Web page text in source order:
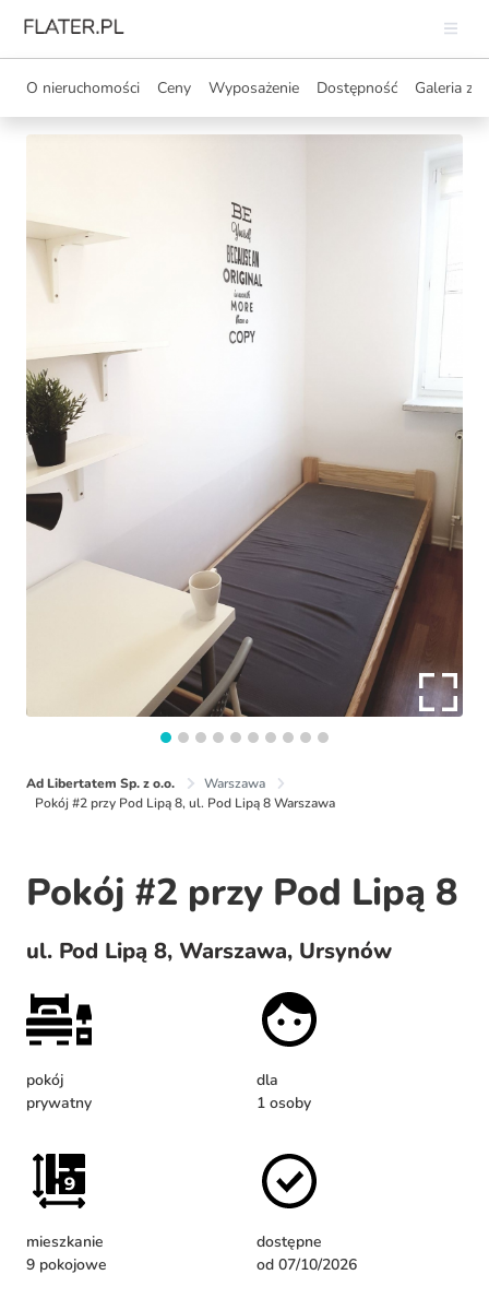
O nieruchomości Ceny Wyposażenie Dostępność Galeria
Ad Libertatem Sp. z o.o.
Warszawa
Pokój #2 przy Pod Lipą 8, ul. Pod Lipą 8 Warszawa
Pokój #2 przy Pod Lipą 8
ul. Pod Lipą 8, Warszawa, Ursynów
pokój
prywatny
dla
1 osoby
mieszkanie
9 pokojowe
dostępne
od 07/10/2026